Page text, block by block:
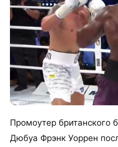
Промоутер британского
Дюбуа Фрэнк Уоррен